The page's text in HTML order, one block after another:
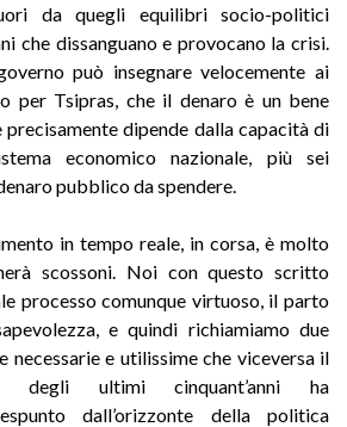
da quegli equilibri socio-politici
che dissanguano e provocano la crisi.
può insegnare velocemente ai
per Tsipras, che il denaro è un bene
dipende dalla capacità di
economico nazionale, più sei
pubblico da spendere.
in tempo reale, in corsa, è molto
scossoni. Noi con questo scritto
processo comunque virtuoso, il parto
e quindi richiamiamo due
necessarie e utilissime che viceversa il
degli ultimi cinquant’anni ha
dall’orizzonte della politica